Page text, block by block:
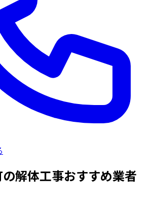
解体工事おすすめ業者